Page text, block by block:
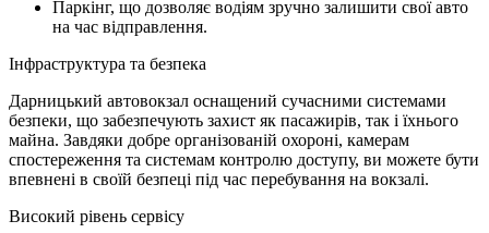
Паркінг, що дозволяє водіям зручно залишити свої авто
на час відправлення.
Інфраструктура та безпека
Дарницький автовокзал оснащений сучасними системами
безпеки, що забезпечують захист як пасажирів, так і їхнього
майна. Завдяки добре організованій охороні, камерам
спостереження та системам контролю доступу, ви можете бути
впевнені в своїй безпеці під час перебування на вокзалі.
Високий рівень сервісу